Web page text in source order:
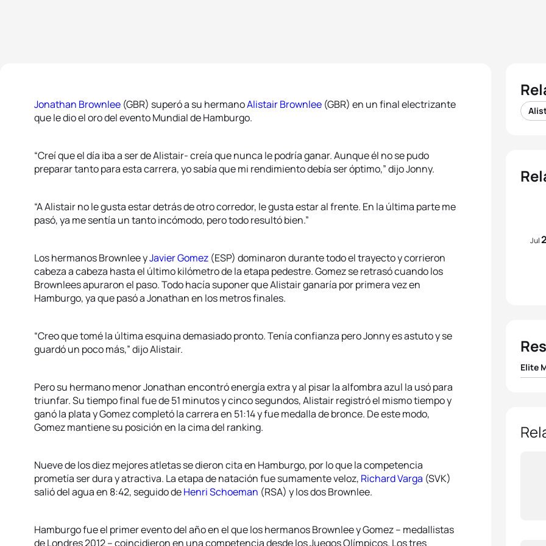
Jonathan Brownlee (GBR) superó a su hermanoAlistair Brownlee (GBR) en un final electrizante
que le dio el oro del evento Mundial de Hamburgo.
“Creí que el día iba a ser de Alistair- creía que nunca le podría ganar. Aunque él no se pudo
preparar tanto para esta carrera, yo sabía que mi rendimiento debía ser óptimo,” dijo Jonny.
“A Alistair no le gusta estar detrás de otro corredor, le gusta estar al frente. En la última parte me
pasó, ya me sentía un tanto incómodo, pero todo resultó bien.”
Los hermanos Brownlee yJavier Gomez (ESP) dominaron durante todo el trayecto y corrieron
cabeza a cabeza hasta el último kilómetro de la etapa pedestre. Gomez se retrasó cuando los
Brownlees apuraron el paso. Todo hacía suponer que Alistair ganaría por primera vez en
Hamburgo, ya que pasó a Jonathan en los metros finales.
“Creo que tomé la última esquina demasiado pronto. Tenía confianza pero Jonny es astuto y se
guardó un poco más,” dijo Alistair.
Pero su hermano menor Jonathan encontró energía extra y al pisar la alfombra azul la usó para
triunfar. Su tiempo final fue de 51 minutos y cinco segundos, Alistair registró el mismo tiempo y
ganó la plata y Gomez completó la carrera en 51:14 y fue medalla de bronce. De este modo,
Gomez mantiene su posición en la cima del ranking.
Nueve de los diez mejores atletas se dieron cita en Hamburgo, por lo que la competencia
prometía ser dura y atractiva. La etapa de natación fue sumamente veloz, Richard Varga (SVK)
salió del agua en 8:42, seguido deHenri Schoeman (RSA) y los dos Brownlee.
Hamburgo fue el primer evento del año en el que los hermanos Brownlee y Gomez – medallistas
de Londres 2012 – coincidieron en una competencia desde los Juegos Olímpicos. Los tres
Jul
Elite
2